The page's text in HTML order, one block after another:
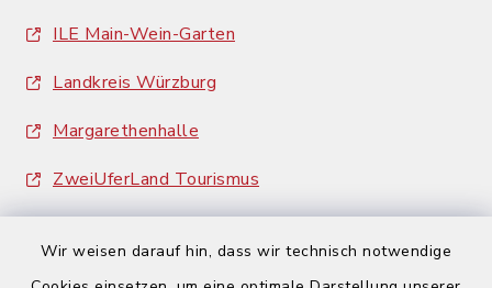
Wir weisen darauf hin, dass wir technisch notwendige
ILE Main-Wein-Garten
Landkreis Würzburg
Margarethenhalle
ZweiUferLand Tourismus